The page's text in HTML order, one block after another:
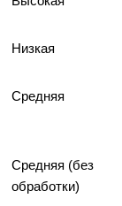
Низкая
Средняя
Средняя (без
обработки)